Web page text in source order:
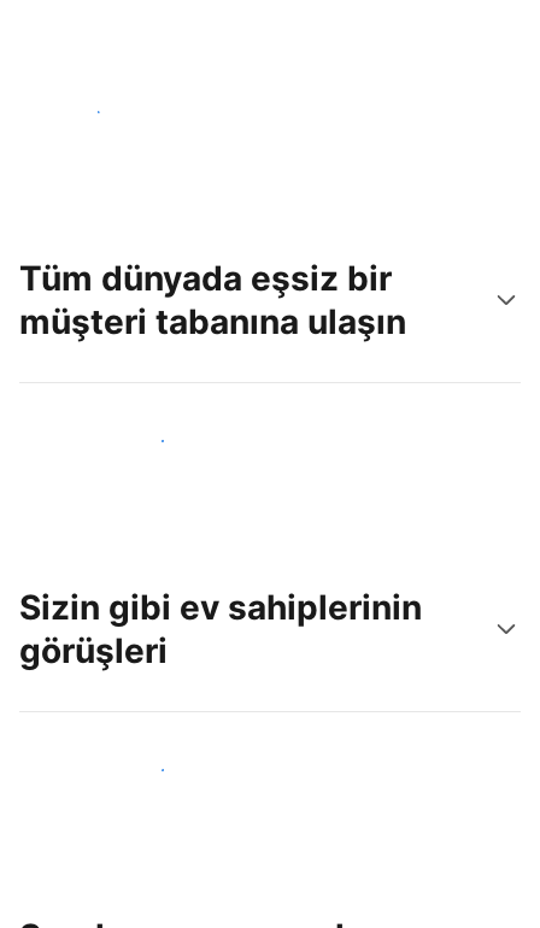
Hemen başla
Tüm dünyada eşsiz bir
müşteri tabanına ulaşın
Hemen yeni konuklara ulaş
Sizin gibi ev sahiplerinin
görüşleri
Tesis sahipleri arasına katıl